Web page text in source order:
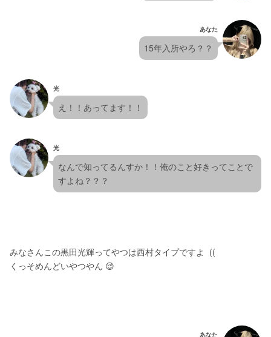
あなた
15年入所やろ？？
光
え！！あってます！！
光
なんで知ってるんすか！！俺のこと好きってことで
すよね？？？
みなさんこの黒田光輝ってやつは西村タイプですよ  ((
くっそめんどいやつやん 😌
あなた